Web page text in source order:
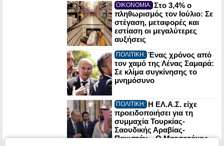
ΟΙΚΟΝΟΜΙΑ: Στο 3,4% ο
πληθωρισμός τον Ιούλιο: Σε
στέγαση, μεταφορές και
εστίαση οι μεγαλύτερες
αυξήσεις
ΠΟΛΙΤΙΚΗ: Ένας χρόνος από
τον χαμό της Λένας Σαμαρά:
Σε κλίμα συγκίνησης το
μνημόσυνο
ΠΟΛΙΤΙΚΗ: Η ΕΛ.Α.Σ. είχε
προειδοποιήσει για τη
συμμαχία Τουρκίας-
Σαουδικής Αραβίας-
Πακιστάν – Ο Μητσοτάκης